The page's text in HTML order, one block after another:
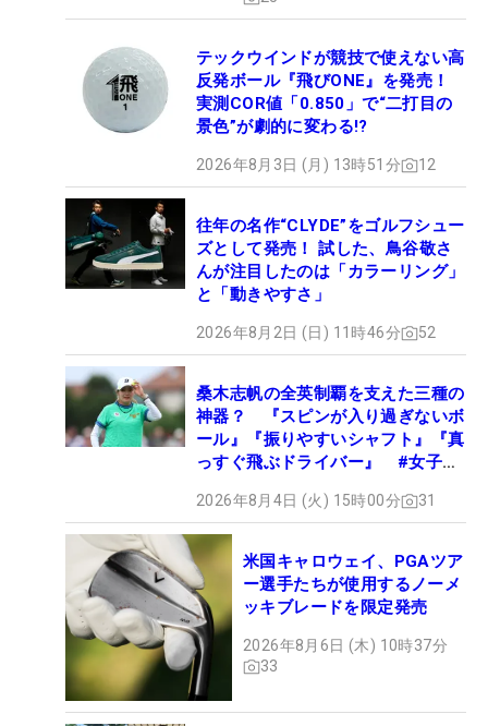
テックウインドが競技で使えない高
反発ボール『飛びONE』を発売！
実測COR値「0.850」で“二打目の
景色”が劇的に変わる!?
2026年8月3日 (月) 13時51分 12
往年の名作“CLYDE”をゴルフシュー
ズとして発売！ 試した、鳥谷敬さ
んが注目したのは「カラーリング」
と「動きやすさ」
2026年8月2日 (日) 11時46分 52
桑木志帆の全英制覇を支えた三種の
神器？ 『スピンが入り過ぎないボ
ール』『振りやすいシャフト』『真
っすぐ飛ぶドライバー』 #女子プ
2026年8月4日 (火) 15時00分 31
米国キャロウェイ、PGAツア
ー選手たちが使用するノーメ
ッキブレードを限定発売
2026年8月6日 (木) 10時37分
33